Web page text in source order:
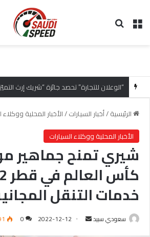
القائمة
الرئيسية/أخبار السيارات/الأخبار المحلية ووكلاء
الأخبار المحلية ووكلاء السيارات
شيري تمنح جماهير
خدمات التنقل
سعودي سبيد 2022-12-12
0